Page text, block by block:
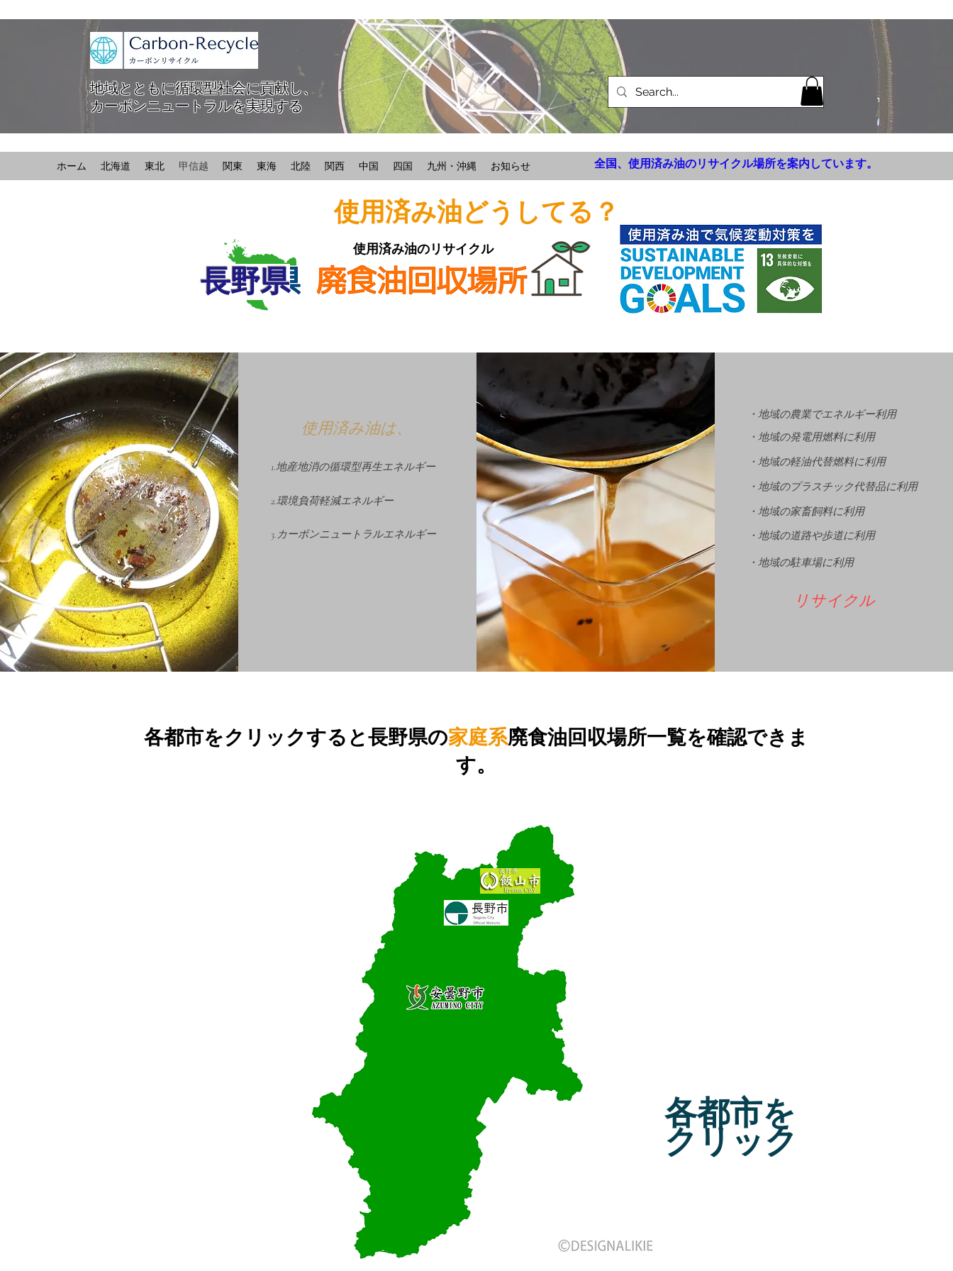
地域とともに循環型社会に貢献し、
カーボンニュートラルを実現する
ホーム 北海道 東北 甲信越 関東 東海 北陸 関西 中国 四国 九州・沖縄 お知らせ 全国、使用済み油のリサイクル場所を案内しています。
使用済み油のリサイクル
使用済み油どうしてる？
長野県
使用済み油は、
​1.地産地消の循環型再生エネルギー
2.環境負荷軽減エネルギー
3.カーボンニュートラルエネルギー
・地域の農業でエネルギー利用
・地域の発電用燃料に利用
・地域の軽油代替燃料に利用
・地域のプラスチック代替品に利用
・地域の家畜飼料に利用
・地域の道路や歩道に利用
・地域の駐車場に利用
リサイクル
各都市をクリックすると長野県の家庭系廃食油回収場所一覧を確認できま
す。
各都市を
クリック